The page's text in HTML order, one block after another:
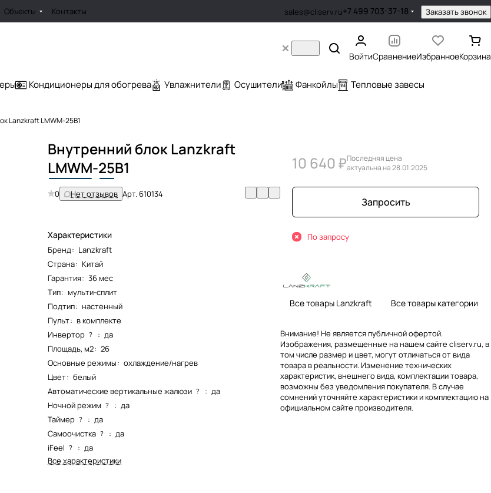
Объекты Контакты sales@cliserv.ru+7 499 703-37-18 Заказать звонок
ВойтиСравнениеИзбранноеКорзина
Кондиционеры для обогрева Увлажнители Осушители Фанкойлы Тепловые завесы
Lanzkraft LMWM-25B1
Внутренний блок Lanzkraft
LMWM-25B1
0 Нет отзывов Арт.610134
Характеристики
Бренд: Lanzkraft
Страна: Китай
Гарантия: 36 мес
Тип: мульти-сплит
Подтип: настенный
Пульт: в комплекте
Инвертор ? : да
Площадь, м2: 26
Основные режимы: охлаждение/нагрев
Цвет: белый
Автоматические вертикальные жалюзи ? : да
Ночной режим ? : да
Таймер ? : да
Самоочистка ? : да
iFeel ? : да
Все характеристики
10 640 ₽Последняя цена
актуальна на 28.01.2025
Запросить
По запросу
Все товары Lanzkraft Все товары категории
Внимание! Не является публичной офертой.
Изображения, размещенные на нашем сайте cliserv.ru, в
том числе размер и цвет, могут отличаться от вида
товара в реальности. Изменение технических
характеристик, внешнего вида, комплектации товара,
возможны без уведомления покупателя. В случае
сомнений уточняйте характеристики и комплектацию на
официальном сайте производителя.